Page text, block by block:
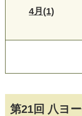
第21回 八ヨ
4月(1)